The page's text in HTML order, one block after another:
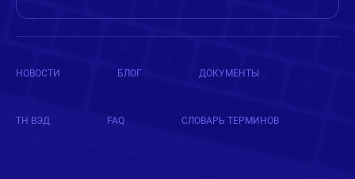
НОВОСТИ БЛОГ ДОКУМЕНТЫ
ТН ВЭД FAQ СЛОВАРЬ ТЕРМИНОВ